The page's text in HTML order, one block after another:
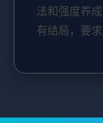
法和强度养
有结局，要